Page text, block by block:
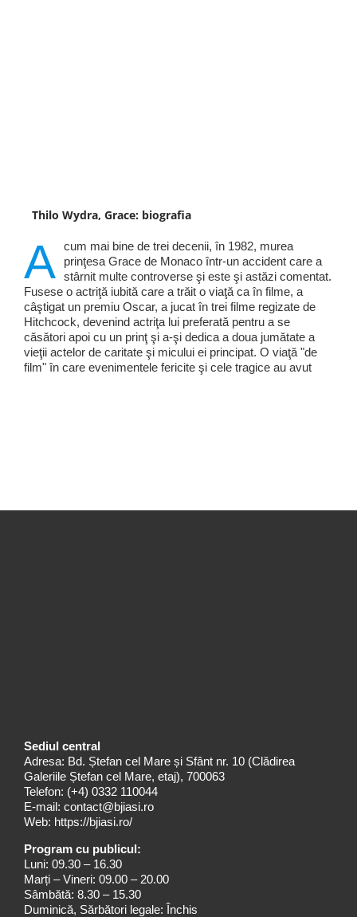
Thilo Wydra, Grace: biografia
A cum mai bine de trei decenii, în 1982, murea
prinţesa Grace de Monaco într-un accident care a
stârnit multe controverse şi este şi astăzi comentat.
Fusese o actriţă iubită care a trăit o viaţă ca în filme, a
câştigat un premiu Oscar, a jucat în trei filme regizate de
Hitchcock, devenind actriţa lui preferată pentru a se
căsători apoi cu un prinţ şi a-şi dedica a doua jumătate a
vieţii actelor de caritate şi micului ei principat. O viaţă "de
film" în care evenimentele fericite şi cele tragice au avut
Sediul central
Adresa: Bd. Ștefan cel Mare și Sfânt nr. 10 (Clădirea
Galeriile Ștefan cel Mare, etaj), 700063
Telefon: (+4) 0332 110044
E-mail: contact@bjiasi.ro
Web: https://bjiasi.ro/
Program cu publicul:
Luni: 09.30 – 16.30
Marți – Vineri: 09.00 – 20.00
Sâmbătă: 8.30 – 15.30
Duminică, Sărbători legale: Închis